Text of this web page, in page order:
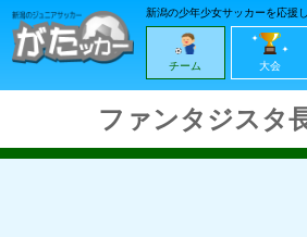
新潟の少年少女サッカーを応援し
チーム 大会
ファンタジスタ